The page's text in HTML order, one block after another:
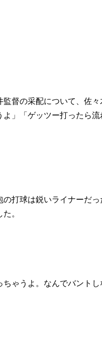
督の采配について、佐
」「ゲッツー打ったら
打球は鋭いライナーだ
。
ゃうよ。なんでバント